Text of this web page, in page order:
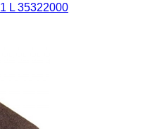
L 35322000